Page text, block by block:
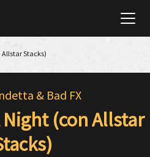
Allstar Stacks)
& Bad FX
Night (con Allstar